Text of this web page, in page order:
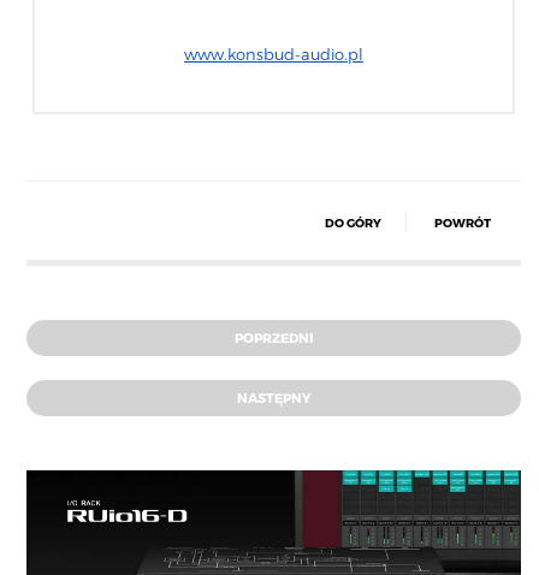
www.konsbud-audio.pl
DO GÓRY POWRÓT
POPRZEDNI
NASTĘPNY